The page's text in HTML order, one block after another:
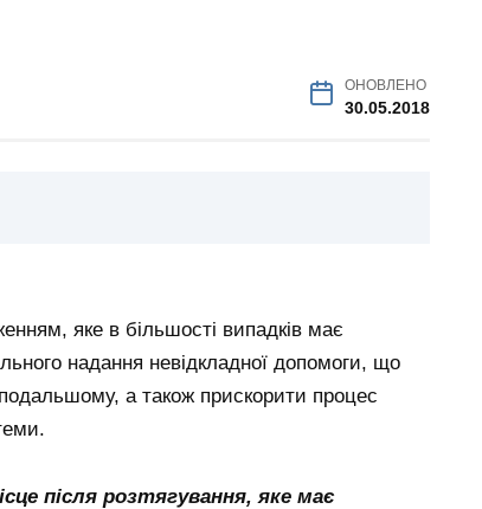
ОНОВЛЕНО
30.05.2018
яке в більшості випадків має
надання невідкладної допомоги, що
а також прискорити процес
після розтягування, яке має